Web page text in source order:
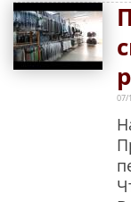
07/